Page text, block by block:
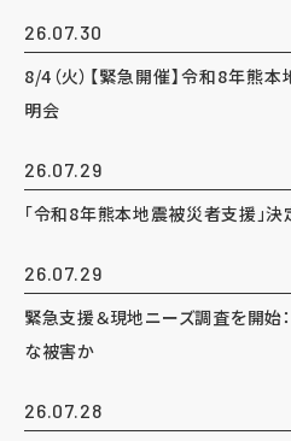
26.07.30
8/4（火）【緊急開催】令和8年熊
明会
26.07.29
「令和8年熊本地震被災者支援」決
26.07.29
緊急支援＆現地ニーズ調査を開始
な被害か
26.07.28